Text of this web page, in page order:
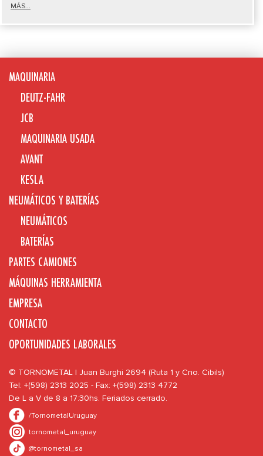
MÁS...
MAQUINARIA
DEUTZ-FAHR
JCB
MAQUINARIA USADA
AVANT
KESLA
NEUMÁTICOS Y BATERÍAS
NEUMÁTICOS
BATERÍAS
PARTES CAMIONES
MÁQUINAS HERRAMIENTA
EMPRESA
CONTACTO
OPORTUNIDADES LABORALES
© TORNOMETAL | Juan Burghi 2694 (Ruta 1 y Cno. Cibils)
Tel: +(598) 2313 2025 - Fax: +(598) 2313 4772
De L a V de 8 a 17:30hs. Feriados cerrado.
/TornometalUruguay
tornometal_uruguay
@tornometal_sa